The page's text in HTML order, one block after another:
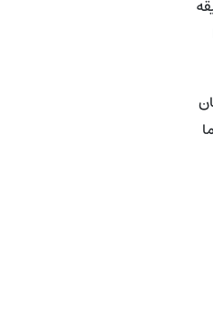
اخیر نشان می‌دهد که تنها حدود ۳۰ دقیقه
ضربان